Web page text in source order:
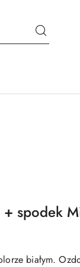
spodek
białym.